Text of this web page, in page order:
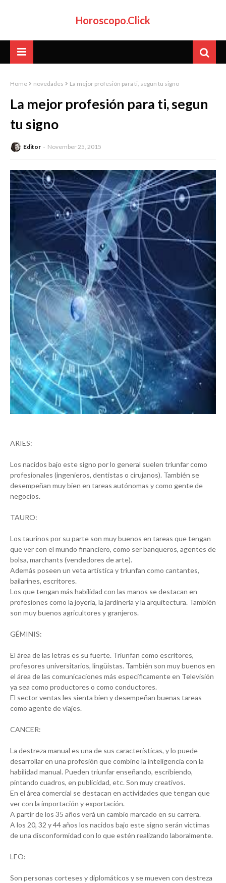
Horoscopo.Click
Home novedades La mejor profesión para ti, segun tu signo
La mejor profesión para ti, segun
tu signo
Editor November 25, 2015
ARIES:
Los nacidos bajo este signo por lo general suelen triunfar como
profesionales (ingenieros, dentistas o cirujanos). También se
desempeñan muy bien en tareas autónomas y como gente de
negocios.
TAURO:
Los taurinos por su parte son muy buenos en tareas que tengan
que ver con el mundo financiero, como ser banqueros, agentes de
bolsa, marchants (vendedores de arte).
Además poseen un veta artística y triunfan como cantantes,
bailarines, escritores.
Los que tengan más habilidad con las manos se destacan en
profesiones como la joyería, la jardinería y la arquitectura. También
son muy buenos agricultores y granjeros.
GÉMINIS:
El área de las letras es su fuerte. Triunfan como escritores,
profesores universitarios, lingüistas. También son muy buenos en
el área de las comunicaciones más específicamente en Televisión
ya sea como productores o como conductores.
El sector ventas les sienta bien y desempeñan buenas tareas
como agente de viajes.
CANCER:
La destreza manual es una de sus características, y lo puede
desarrollar en una profesión que combine la inteligencia con la
habilidad manual. Pueden triunfar enseñando, escribiendo,
pintando cuadros, en publicidad, etc. Son muy creativos.
En el área comercial se destacan en actividades que tengan que
ver con la importación y exportación.
A partir de los 35 años verá un cambio marcado en su carrera.
A los 20, 32 y 44 años los nacidos bajo este signo serán victimas
de una disconformidad con lo que estén realizando laboralmente.
LEO:
Son personas corteses y diplomáticos y se mueven con destreza